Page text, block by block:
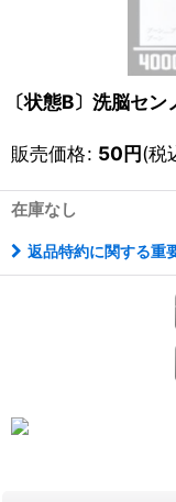
〔状態B〕洗脳セ
販売価格: 50円(税
在庫なし
返品特約に関する重